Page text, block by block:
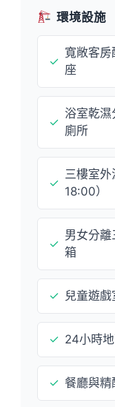
環境設施
✓
寬敞客
座
✓
浴室乾
廁所
✓
三樓室
18:00）
✓
男女分
箱
✓ 兒童遊
✓ 24小時
✓ 餐廳與